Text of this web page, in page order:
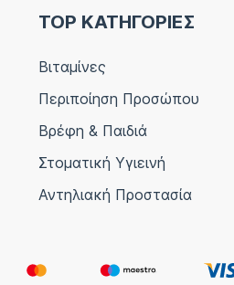
TOP ΚΑΤΗΓΟΡΙΕΣ
Βιταμίνες
Περιποίηση Προσώπου
Βρέφη & Παιδιά
Στοματική Υγιεινή
Αντηλιακή Προστασία